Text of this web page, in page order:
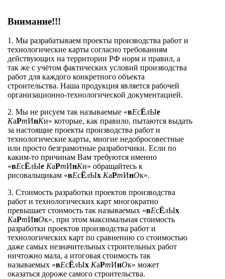
Внимание!!!
1. Мы разрабатываем проекты производства работ и
технологические карты согласно требованиям
действующих на территории РФ норм и правил, а
так же с учётом фактических условий производства
работ для каждого конкретного объекта
строительства. Наша продукция является рабочей
организационно-технологической документацией.
2. Мы не рисуем так называемые «вЕсЁлЫе
КаРтИнКи» которые, как правило, пытаются выдать
за настоящие проекты производства работ и
технологические карты, многие недобросовестные
или просто безграмотные разработчики. Если по
каким-то причинам Вам требуются именно
«вЕсЁлЫе КаРтИнКи» обращайтесь к
рисовальщикам «вЕсЁлЫх КаРтИнОк».
3. Стоимость разработки проектов производства
работ и технологических карт многократно
превышает стоимость так называемых «вЕсЁлЫх
КаРтИнОк», при этом максимальная стоимость
разработки проектов производства работ и
технологических карт по сравнению со стоимостью
даже самых незначительных строительных работ
ничтожно мала, а итоговая стоимость так
называемых «вЕсЁлЫх КаРтИнОк» может
оказаться дороже самого строительства.